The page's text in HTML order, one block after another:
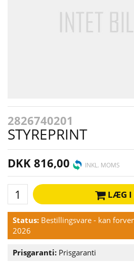
2826740201
STYREPRINT
DKK 816,00 INKL. MOMS
LÆG I
Status: Bestillingsvare - kan
2026
Prisgaranti: Prisgaranti